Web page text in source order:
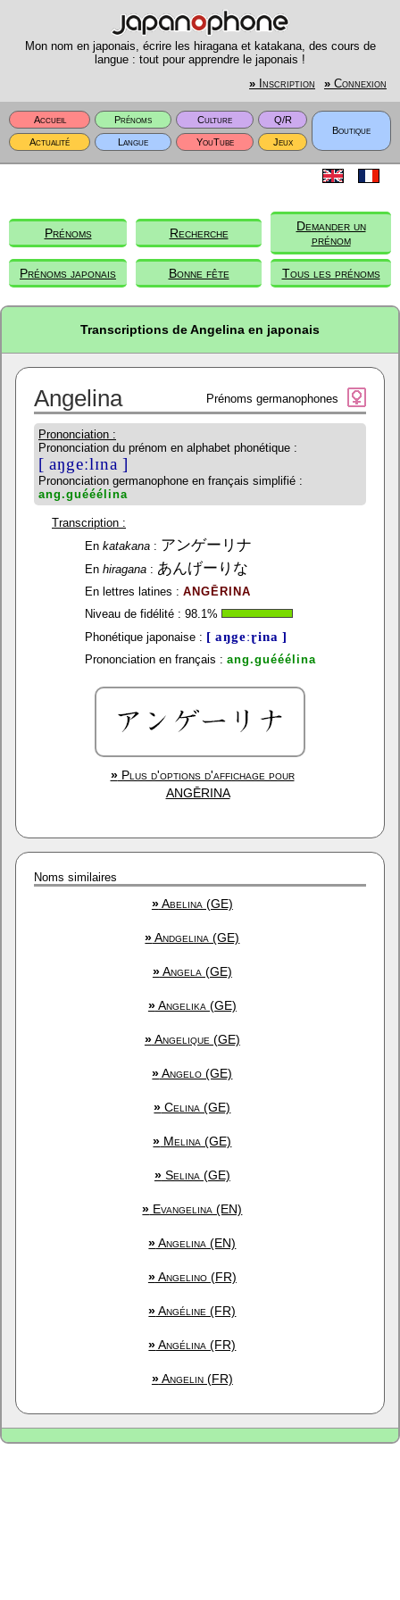
Mon nom en japonais, écrire les hiragana et katakana, des cours de
langue : tout pour apprendre le japonais !
» Inscription » Connexion
Accueil Prénoms Culture
Q/R
Boutique
Actualité
Langue YouTube Jeux
Prénoms Recherche
Demander un
prénom
Prénoms japonais Bonne fête Tous les prénoms
Transcriptions de Angelina en japonais
Angelina Prénoms germanophones
Prononciation :
Prononciation du prénom en alphabet phonétique :
[ aŋgeːlɪna ]
Prononciation germanophone en français simplifié :
ang.guééélina
Transcription :
En katakana: アンゲーリナ
En hiragana: あんげーりな
En lettres latines : ANGĒRINA
Niveau de fidélité : 98.1%
Phonétique japonaise : [ aŋgeːɽina ]
Prononciation en français : ang.guééélina
»Plus d'options d'affichage pour
ANGĒRINA
Noms similaires
»Abelina (GE)
»Andgelina (GE)
»Angela (GE)
»Angelika (GE)
»Angelique (GE)
»Angelo (GE)
» Celina (GE)
» Melina (GE)
»Selina (GE)
» Evangelina (EN)
»Angelina (EN)
»Angelino (FR)
»Angéline (FR)
»Angélina (FR)
»Angelin (FR)